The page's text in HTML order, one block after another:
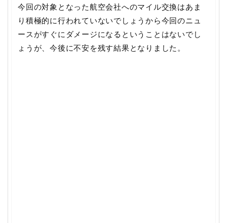
今回の対象となった航空会社へのマイル交換はあま
り積極的に行われていないでしょうから今回のニュ
ースがすぐにダメージになるということはないでし
ょうが、今後に不安を残す結果となりました。